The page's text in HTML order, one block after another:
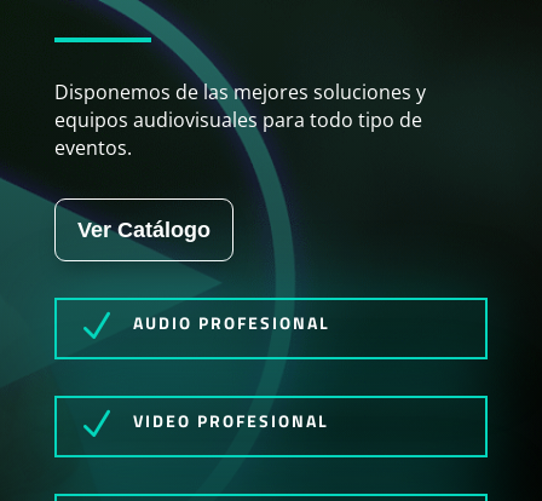
Disponemos de las mejores soluciones y
equipos audiovisuales para todo tipo de
eventos.
Ver Catálogo
N AUDIO PROFESIONAL
N VIDEO PROFESIONAL